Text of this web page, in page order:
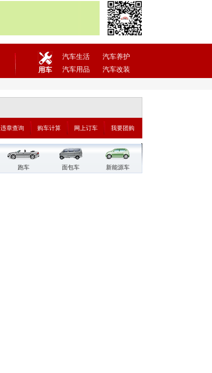
用车
汽车生活
汽车养护
汽车用品
汽车改装
违章查询 购车计算 网上订车 我要团购
跑车 面包车 新能源车